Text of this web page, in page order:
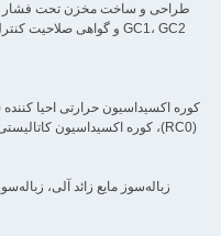
زباله‌سوز مایع زائد آلی،